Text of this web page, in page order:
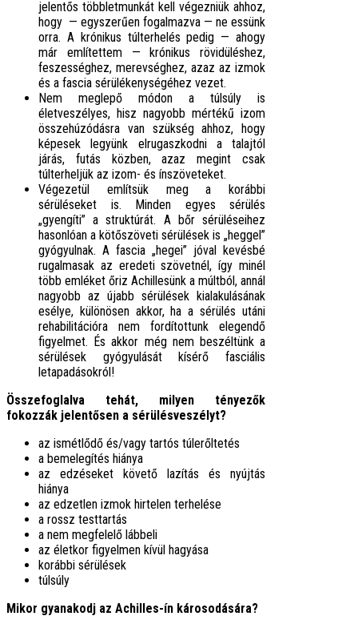
jelentős többletmunkát kell végezniük ahhoz,
hogy — egyszerűen fogalmazva — ne essünk
orra. A krónikus túlterhelés pedig — ahogy
már említettem — krónikus rövidüléshez,
feszességhez, merevséghez, azaz az izmok
és a fascia sérülékenységéhez vezet.
Nem meglepő módon a túlsúly is
életveszélyes, hisz nagyobb mértékű izom
összehúzódásra van szükség ahhoz, hogy
képesek legyünk elrugaszkodni a talajtól
járás, futás közben, azaz megint csak
túlterheljük az izom- és ínszöveteket.
Végezetül említsük meg a korábbi
sérüléseket is. Minden egyes sérülés
„gyengíti” a struktúrát. A bőr sérüléseihez
hasonlóan a kötőszöveti sérülések is „heggel”
gyógyulnak. A fascia „hegei” jóval kevésbé
rugalmasak az eredeti szövetnél, így minél
több emléket őriz Achillesünk a múltból, annál
nagyobb az újabb sérülések kialakulásának
esélye, különösen akkor, ha a sérülés utáni
rehabilitációra nem fordítottunk elegendő
figyelmet. És akkor még nem beszéltünk a
sérülések gyógyulását kísérő fasciális
letapadásokról!
Összefoglalva tehát, milyen tényezők
fokozzák jelentősen a sérülésveszélyt?
az ismétlődő és/vagy tartós túlerőltetés
a bemelegítés hiánya
az edzéseket követő lazítás és nyújtás
hiánya
az edzetlen izmok hirtelen terhelése
a rossz testtartás
a nem megfelelő lábbeli
az életkor figyelmen kívül hagyása
korábbi sérülések
túlsúly
Mikor gyanakodj az Achilles-ín károsodására?